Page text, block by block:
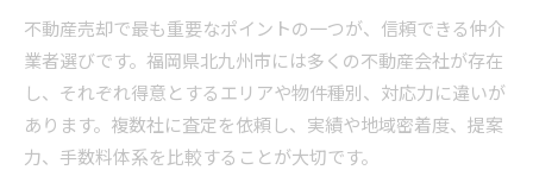
不動産売却で最も重要なポイントの一つが、信頼できる仲介
業者選びです。福岡県北九州市には多くの不動産会社が存在
し、それぞれ得意とするエリアや物件種別、対応力に違いが
あります。複数社に査定を依頼し、実績や地域密着度、提案
力、手数料体系を比較することが大切です。